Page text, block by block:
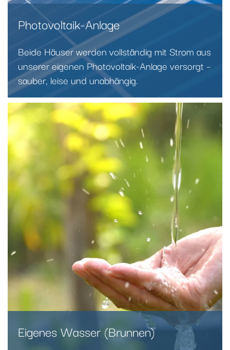
Photovoltaik-Anlage
Beide Häuser werden vollständig mit Strom aus
unserer eigenen Photovoltaik-Anlage versorgt –
sauber, leise und unabhängig.
Eigenes Wasser (Brunnen)